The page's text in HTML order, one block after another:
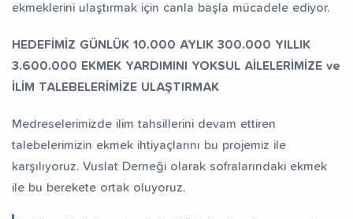
ekmeklerini ulaştırmak için canla başla mücadele ediyor.
HEDEFİMİZ GÜNLÜK 10.000 AYLIK 300.000 YILLIK
3.600.000 EKMEK YARDIMINI YOKSUL AİLELERİMİZE ve
İLİM TALEBELERİMİZE ULAŞTIRMAK
Medreselerimizde ilim tahsillerini devam ettiren
talebelerimizin ekmek ihtiyaçlarını bu projemiz ile
karşılıyoruz. Vuslat Derneği olarak sofralarındaki ekmek
ile bu berekete ortak oluyoruz.